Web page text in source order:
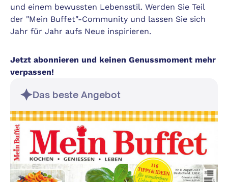
und einem bewussten Lebensstil. Werden Sie Teil
der "Mein Buffet"-Community und lassen Sie sich
Jahr für Jahr aufs Neue inspirieren.
Jetzt abonnieren und keinen Genussmoment mehr
verpassen!
Das beste Angebot